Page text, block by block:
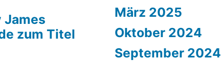
James
zum Titel
März 2025
Oktober 2024
September 2024